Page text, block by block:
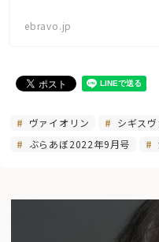
ebravo.jp
ヴァイオリン シギス
ぶらあぼ2022年9月号